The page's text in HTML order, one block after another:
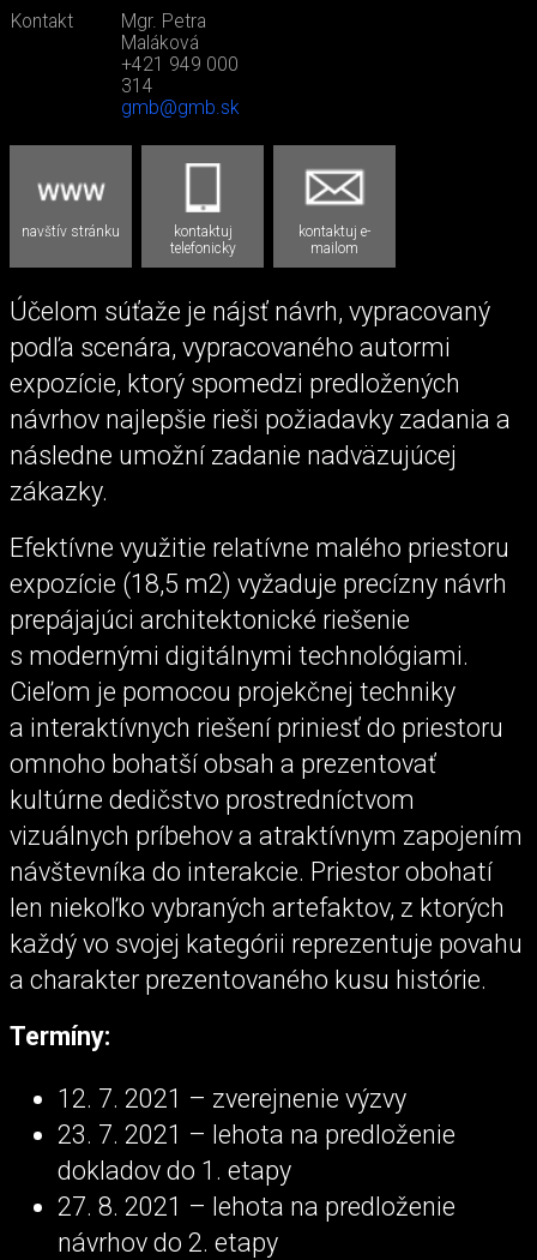
Kontakt
Mgr. Petra
Maláková
+421 949 000
314
gmb@gmb.sk
navštív stránku
kontaktuj
telefonicky
kontaktuj e-
mailom
Účelom súťaže je nájsť návrh, vypracovaný
podľa scenára, vypracovaného autormi
expozície, ktorý spomedzi predložených
návrhov najlepšie rieši požiadavky zadania a
následne umožní zadanie nadväzujúcej
zákazky.
Efektívne využitie relatívne malého priestoru
expozície (18,5 m2) vyžaduje precízny návrh
prepájajúci architektonické riešenie
s modernými digitálnymi technológiami.
Cieľom je pomocou projekčnej techniky
a interaktívnych riešení priniesť do priestoru
omnoho bohatší obsah a prezentovať
kultúrne dedičstvo prostredníctvom
vizuálnych príbehov a atraktívnym zapojením
návštevníka do interakcie. Priestor obohatí
len niekoľko vybraných artefaktov, z ktorých
každý vo svojej kategórii reprezentuje povahu
a charakter prezentovaného kusu histórie.
Termíny:
12. 7. 2021 – zverejnenie výzvy
23. 7. 2021 – lehota na predloženie
dokladov do 1. etapy
27. 8. 2021 – lehota na predloženie
návrhov do 2. etapy